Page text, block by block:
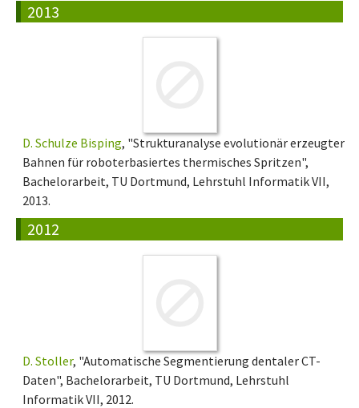
2013
D. Schulze Bisping, "Strukturanalyse evolutionär erzeugter
Bahnen für roboterbasiertes thermisches Spritzen",
Bachelorarbeit, TU Dortmund, Lehrstuhl Informatik VII,
2013.
2012
D. Stoller, "Automatische Segmentierung dentaler CT-
Daten", Bachelorarbeit, TU Dortmund, Lehrstuhl
Informatik VII, 2012.